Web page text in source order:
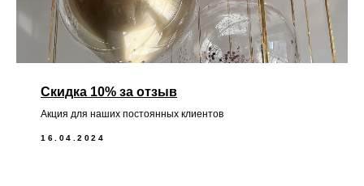
Скидка 10% за отзыв
Акция для наших постоянных клиентов
16.04.2024